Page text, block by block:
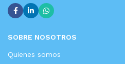
SOBRE NOSOTROS
Quienes somos